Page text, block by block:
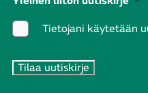
Tietojani käytetään